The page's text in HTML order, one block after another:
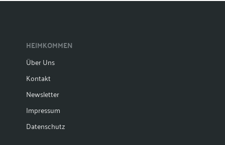
HEIMKOMMEN
Über Uns
Kontakt
Newsletter
Impressum
Datenschutz